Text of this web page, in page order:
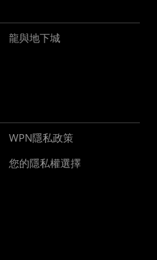
龍與地下城
WPN隱私政策
您的隱私權選擇